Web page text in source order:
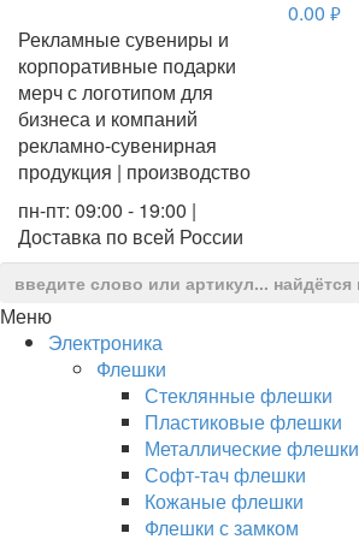
Рекламные сувениры и
корпоративные подарки
мерч с логотипом для
бизнеса и компаний
рекламно-сувенирная
продукция | производство
пн-пт: 09:00 - 19:00 |
Доставка по всей России
0.00 руб.
Меню
Электроника
Флешки
Стеклянные флешки
Пластиковые флешки
Металлические флешки
Софт-тач флешки
Кожаные флешки
Флешки с замком